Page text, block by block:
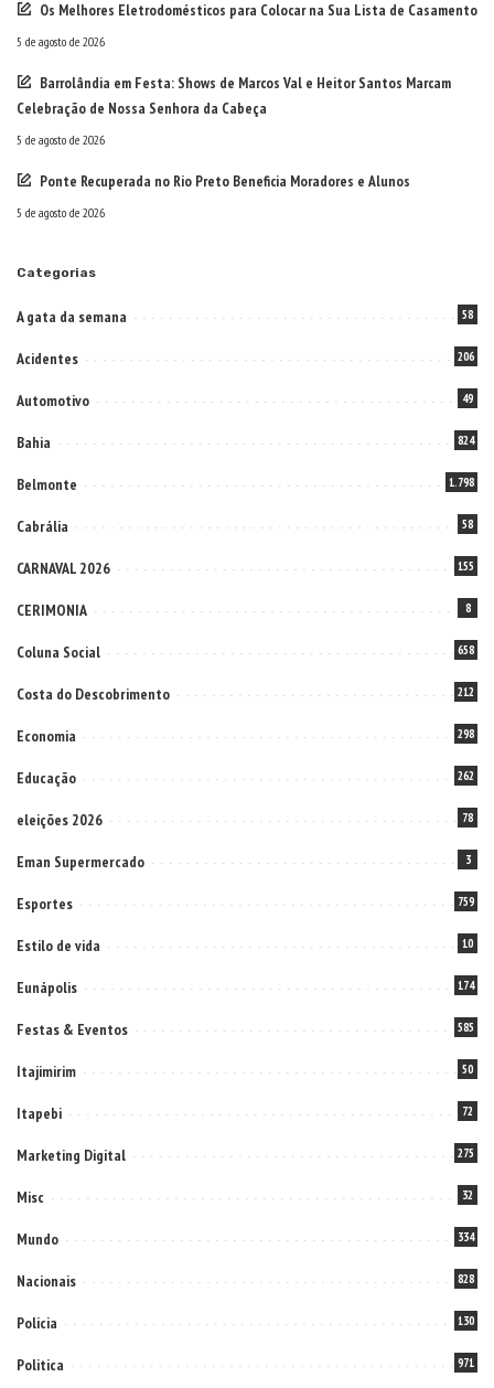
Os Melhores Eletrodomésticos para Colocar na Sua Lista de Casamento
5 de agosto de 2026
Barrolândia em Festa: Shows de Marcos Val e Heitor Santos Marcam
Celebração de Nossa Senhora da Cabeça
5 de agosto de 2026
Ponte Recuperada no Rio Preto Beneficia Moradores e Alunos
5 de agosto de 2026
Categorias
A gata da semana 58
Acidentes 206
Automotivo 49
Bahia 824
Belmonte 1.798
Cabrália 58
CARNAVAL 2026 155
CERIMONIA 8
Coluna Social 658
Costa do Descobrimento 212
Economia 298
Educação 262
eleições 2026 78
Eman Supermercado 3
Esportes 759
Estilo de vida 10
Eunápolis 174
Festas & Eventos 585
Itajimirim 50
Itapebi 72
Marketing Digital 275
Misc 32
Mundo 334
Nacionais 828
Policia 130
Politica 971